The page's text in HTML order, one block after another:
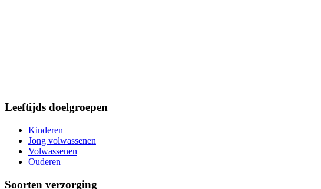
Leeftijds doelgroepen
Kinderen
Jong volwassenen
Volwassenen
Ouderen
Soorten verzorging